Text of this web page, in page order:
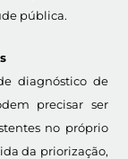
pública.
diagnóstico de
precisar ser
no próprio
da priorização,